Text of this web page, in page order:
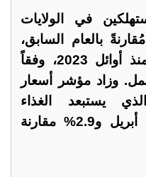
في الولايات
خلال مايو 4.2% مُقارنةً بالعام السابق،
مسجلاً أكبر وتيرة تسارع منذ أوائل 2023، وفقاً
وزاد مؤشر أسعار
يستبعد الغذاء
والطاقة، بنسبة 0.2% عن أبريل و2.9% مقارنة